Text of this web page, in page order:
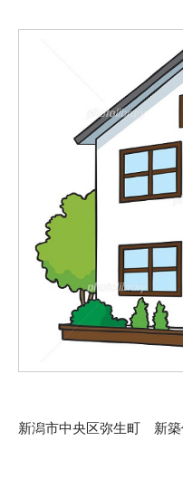
新潟市中央区弥生町 新築